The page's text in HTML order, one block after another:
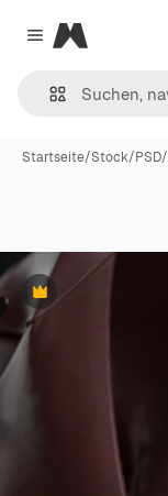
Close menu
Magnific
Startseite/Stock/PSD/
Premium